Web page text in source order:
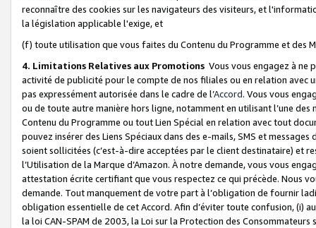
reconnaître des cookies sur les navigateurs des visiteurs, et
la législation applicable l'exige, et
(f) toute utilisation que vous faites du Contenu du Programme et des
4. Limitations Relatives aux Promotions Vous vous engagez à ne
activité de publicité pour le compte de nos filiales ou en relation avec
pas expressément autorisée dans le cadre de l’Accord. Vous vous
ou de toute autre manière hors ligne, notamment en utilisant l’une
Contenu du Programme ou tout Lien Spécial en relation avec tout
pouvez insérer des Liens Spéciaux dans des e-mails, SMS et
soient sollicitées (c’est-à-dire acceptées par le client destinataire) et
l’Utilisation de la Marque d’Amazon. À notre demande, vous vous
attestation écrite certifiant que vous respectez ce qui précède. Nous
demande. Tout manquement de votre part à l’obligation de fournir
obligation essentielle de cet Accord. Afin d’éviter toute confusion, (i)
la loi CAN-SPAM de 2003, la Loi sur la Protection des